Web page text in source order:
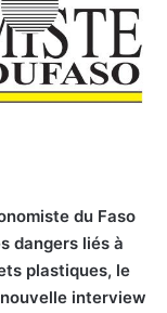
du Faso
dangers liés à
plastiques, le
interview